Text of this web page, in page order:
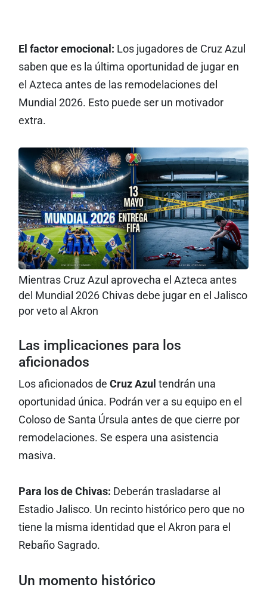
El factor emocional: Los jugadores de Cruz Azul
saben que es la última oportunidad de jugar en
el Azteca antes de las remodelaciones del
Mundial 2026. Esto puede ser un motivador
extra.
Mientras Cruz Azul aprovecha el Azteca antes
del Mundial 2026 Chivas debe jugar en el Jalisco
por veto al Akron
Las implicaciones para los
aficionados
Los aficionados de Cruz Azul tendrán una
oportunidad única. Podrán ver a su equipo en el
Coloso de Santa Úrsula antes de que cierre por
remodelaciones. Se espera una asistencia
masiva.
Para los de Chivas: Deberán trasladarse al
Estadio Jalisco. Un recinto histórico pero que no
tiene la misma identidad que el Akron para el
Rebaño Sagrado.
Un momento histórico